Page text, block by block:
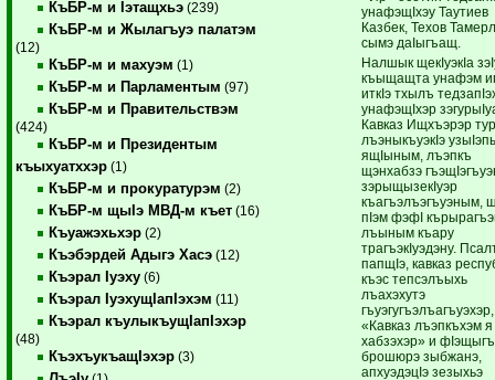
КъБР-м и Iэтащхьэ (239)
КъБР-м и Жылагъуэ палатэм
(12)
КъБР-м и махуэм (1)
КъБР-м и Парламентым (97)
КъБР-м и Правительствэм
(424)
КъБР-м и Президентым
къыхуатххэр (1)
КъБР-м и прокуратурэм (2)
КъБР-м щыIэ МВД-м къет (16)
Къуажэхьхэр (2)
Къэбэрдей Адыгэ Хасэ (12)
Къэрал Iуэху (6)
Къэрал IуэхущIапIэхэм (11)
Къэрал къулыкъущIапIэхэр
(48)
КъэхъукъащIэхэр (3)
унафэщIхэу Таутиев
Казбек, Техов
сымэ даIыгъащ.
Налшык щекIуэкIа
къыщащта унафэм
иткIэ тхылъ
унафэщIхэр
Кавказ Ищхъэрэр
лъэныкъуэкIэ
ящIыным, лъэпкъ
щэнхабзэ
зэры­щызе­кIуэр
къагъэлъэгъуэным,
пIэм фэфI
лъыным къару
трагъэкIуэдэну.
папщIэ, кавказ
къэс тепсэлъыхь
лъахэхутэ
гъуэгугъэлъагъуэхэр,
«Кавказ лъэпкъхэм я
хабзэхэр» и
брошюрэ зыбжанэ,
апхуэдэцIэ зезыхьэ